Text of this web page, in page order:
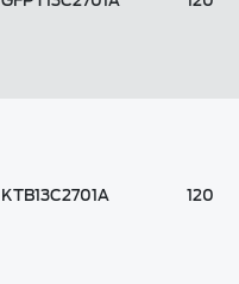
KTB13C2701A 120